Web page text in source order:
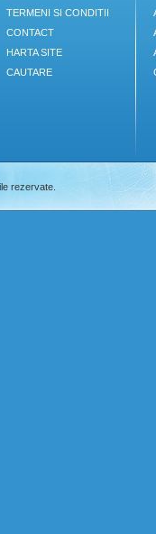
TERMENI SI CONDITII
CONTACT
HARTA SITE
CAUTARE
rezervate.